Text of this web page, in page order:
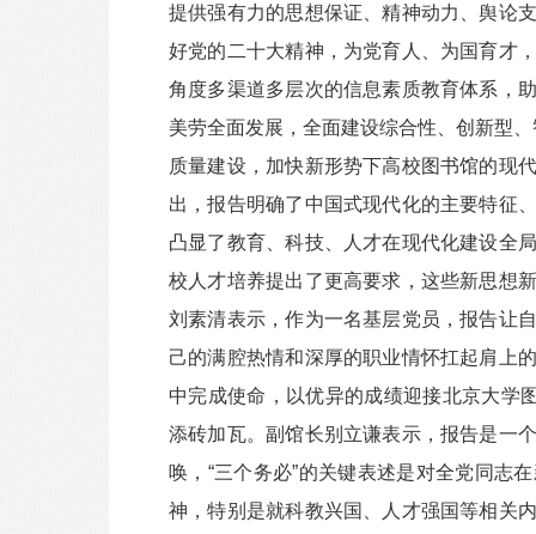
提供强有力的思想保证、精神动力、舆论
好党的二十大精神，为党育人、为国育才
角度多渠道多层次的信息素质教育体系，
美劳全面发展，全面建设综合性、创新型
质量建设，加快新形势下高校图书馆的现
出，报告明确了中国式现代化的主要特征
凸显了教育、科技、人才在现代化建设全
校人才培养提出了更高要求，这些新思想
刘素清表示，作为一名基层党员，报告让
己的满腔热情和深厚的职业情怀扛起肩上
中完成使命，以优异的成绩迎接北京大学
添砖加瓦。副馆长别立谦表示，报告是一
唤，“三个务必”的关键表述是对全党同志
神，特别是就科教兴国、人才强国等相关